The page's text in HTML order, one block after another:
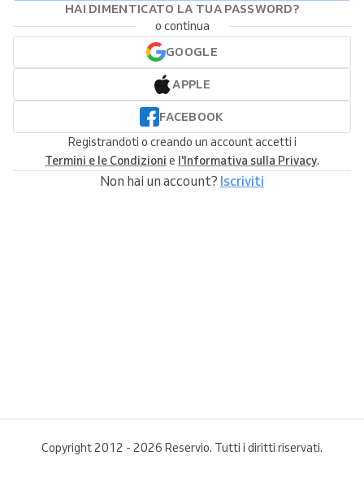
HAI DIMENTICATO LA TUA PASSWORD?
o continua
GOOGLE
APPLE
FACEBOOK
Registrandoti o creando un account accetti i
Termini e le Condizioni e l'Informativa sulla Privacy.
Non hai un account? Iscriviti
Copyright 2012 - 2026 Reservio. Tutti i diritti riservati.